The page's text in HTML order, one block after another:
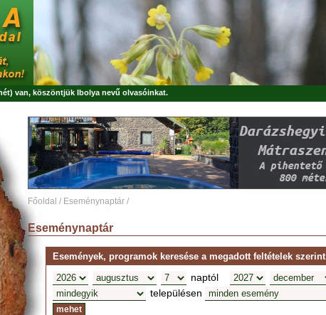
van, köszöntjük Ibolya nevű olvasóinkat.
Főoldal / Eseménynaptár /
Eseménynaptár
Események, programok keresése a megadott feltételek szerint
naptól
településen